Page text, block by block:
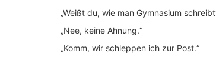
„Weißt du, wie man Gymnasium
„Nee, keine Ahnung.“
„Komm, wir schleppen ich zur Post.“